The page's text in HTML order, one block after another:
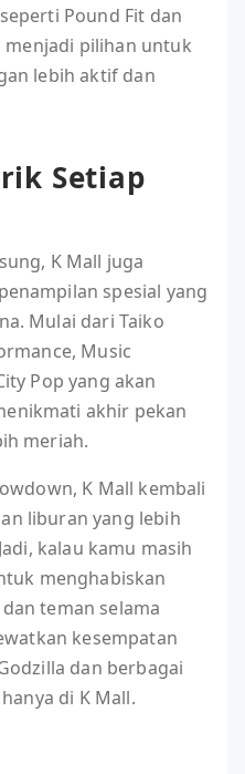
Pound Fit dan
menjadi pilihan untuk
lebih aktif dan
Setiap
K Mall juga
spesial yang
Mulai dari Taiko
Music
Pop yang akan
akhir pekan
meriah.
K Mall kembali
liburan yang lebih
kalau kamu masih
menghabiskan
teman selama
kesempatan
dan berbagai
di K Mall.